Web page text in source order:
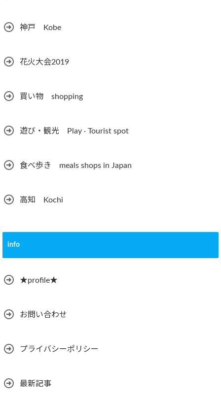
神戸 Kobe
花火大会2019
買い物 shopping
遊び・観光 Play · Tourist spot
食べ歩き meals shops in Japan
高知 Kochi
info
★profile★
お問い合わせ
プライバシーポリシー
最新記事